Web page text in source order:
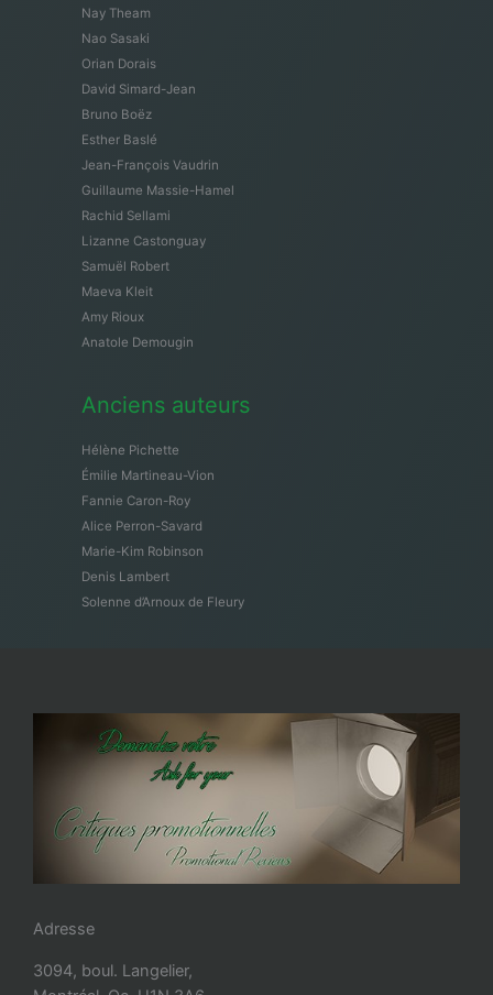
Nay Theam
Nao Sasaki
Orian Dorais
David Simard-Jean
Bruno Boëz
Esther Baslé
Jean-François Vaudrin
Guillaume Massie-Hamel
Rachid Sellami
Lizanne Castonguay
Samuël Robert
Maeva Kleit
Amy Rioux
Anatole Demougin
Anciens auteurs
Hélène Pichette
Émilie Martineau-Vion
Fannie Caron-Roy
Alice Perron-Savard
Marie-Kim Robinson
Denis Lambert
Solenne d’Arnoux de Fleury
Adresse
3094, boul. Langelier,